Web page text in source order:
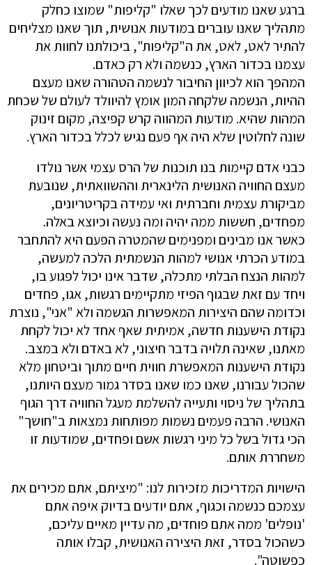
ברגע שאנו מודעים לכך שאלו "קליפות" שמוצו כחלק
מתהליך שאנו עוברים במודעות אנושית, תוך שאנו מצליחים
להתיר לאט, לאט, את ה"קליפות", ביכולתנו לחוות את
עצמנו בכדור הארץ, כנשמה ולא רק כאדם.
המהפך הוא לכיוון החיבור לנשמה הטהורה שאנו מעצם
ההיות, הנשמה שלקחה המון אומץ להיוולד לעולם של שכחת
המהות שהיא. מודעות המהווה קרש קפיצה, מקום זינוק
שונה לחלוטין שלא היה אף פעם נגיש לכלל בכדור הארץ.
כבני אדם קיימות בנו תוכנות של הרס עצמי אשר נולדו
מעצם החוויה האנושית הלינארית וההשוואתית, שנובעת
מביקורת עצמית וחברתית ואי עמידה בקריטריונים,
מפחדים, חששות ממה יהיה ומה נעשה וכיוצא באלה.
כאשר אנו מבינים ומפנימים שהמטרה הפעם היא להתחבר
במודע הכרתי אנושי למהות הנשמתית הלכה למעשה,
למהות הנצח הבלתי מתכלה, שדבר אינו יכול לפגוע בו,
ויחד עם זאת שבגוף הפיזי מתקיימים רגשות, אגו, פחדים
וכדומה שהם היצירות המאפשרות הגשמה ולא "אני", נוצרת
נקודת הישענות חדשה, אמיתית שאף אחד לא יכול לקחת
מאתנו, שאינה תלויה בדבר חיצוני, לא באדם ולא במצב.
נקודת הישענות המאפשרת חווית חיים מתוך וביטחון מלא
שהכול עבורנו, שאנו כמו שאנו בסדר גמור מעצם היותנו,
בתהליך של ניסוי ותעייה להשלמת מעגל החוויה דרך הגוף
האנושי. הרבה פעמים נשמות מפותחות נמצאות ב"חושך"
הכי גדול בשל כל מיני רגשות אשם ופחדים, שמודעות זו
משחררת אותם.
הישויות המדריכות מזכירות לנו: "מיציתם, אתם מכירים את
עצמכם כנשמה וכגוף, אתם יודעים בדיוק איפה אתם
'נופלים' ממה אתם פוחדים, מה עדיין מאיים עליכם,
כשהכול בסדר, זאת היצירה האנושית, קבלו אותה
כפשוטה".